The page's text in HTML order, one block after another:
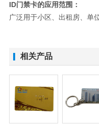
ID门禁卡的应用范围：
广泛用于小区、出租房、单
相关产品